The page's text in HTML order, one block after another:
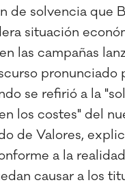
de solvencia que
situación
las campañas
pronunciado
se refirió a la
los costes" del
de Valores,
a la
causar a los